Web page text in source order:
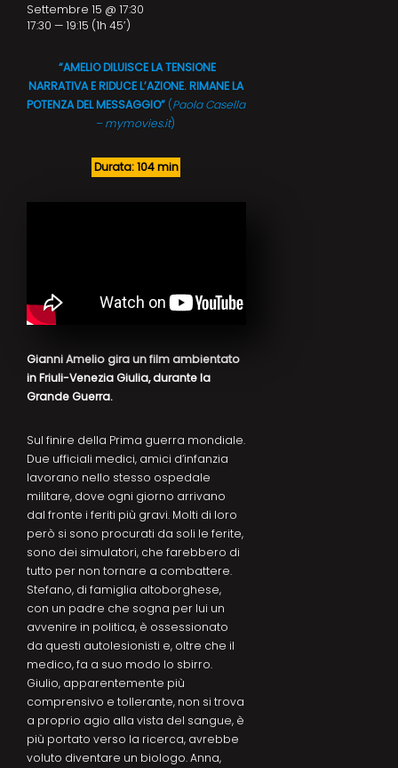
“AMELIO DILUISCE LA TENSIONE
NARRATIVA E RIDUCE L’AZIONE. RIMANE LA
POTENZA DEL MESSAGGIO” (Paola Casella
– mymovies.it)
Durata: 104 min
Gianni Amelio gira un film ambientato
in Friuli-Venezia Giulia, durante la
Grande Guerra.
Sul finire della Prima guerra mondiale.
Due ufficiali medici, amici d’infanzia
lavorano nello stesso ospedale
militare, dove ogni giorno arrivano
dal fronte i feriti più gravi. Molti di loro
però si sono procurati da soli le ferite,
sono dei simulatori, che farebbero di
tutto per non tornare a combattere.
Stefano, di famiglia altoborghese,
con un padre che sogna per lui un
avvenire in politica, è ossessionato
da questi autolesionisti e, oltre che il
medico, fa a suo modo lo sbirro.
Giulio, apparentemente più
comprensivo e tollerante, non si trova
a proprio agio alla vista del sangue, è
più portato verso la ricerca, avrebbe
voluto diventare un biologo. Anna,
Settembre 15 @ 17:30
17:30 — 19:15 (1h 45′)